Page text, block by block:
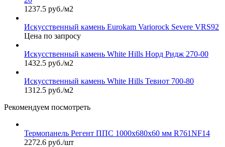
1237.5 руб./м2
Искусственный камень Eurokam Variorock Severe VRS92
Цена по запросу
Искусственный камень White Hills Норд Ридж 270-00
1432.5 руб./м2
Искусственный камень White Hills Тевиот 700-80
1312.5 руб./м2
Рекомендуем посмотреть
Термопанель Регент ППС 1000х680х60 мм R761NF14
2272.6 руб./шт